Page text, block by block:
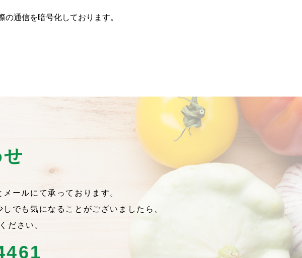
通信を暗号化しております。
ールにて承っております。
でも気になることがございましたら、
ださい。